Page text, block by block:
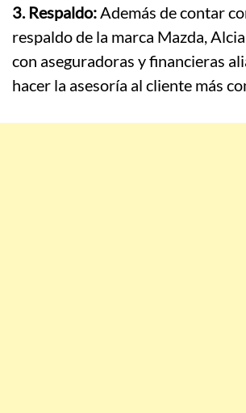
3. Respaldo:Además de contar
respaldo de la marca Mazda,
con aseguradoras y financieras
hacer la asesoría al cliente más